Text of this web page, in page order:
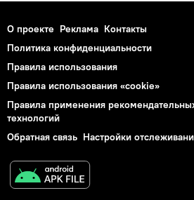
О проекте Реклама Контакты
Политика конфиденциальности
Правила использования
Правила использования «cookie»
Правила применения
технологий
Обратная связь Настройки